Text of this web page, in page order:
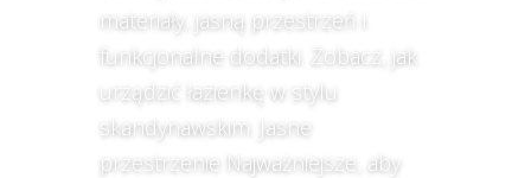
materiały, jasną przestrzeń i
funkcjonalne dodatki. Zobacz, jak
urządzić łazienkę w stylu
skandynawskim. Jasne
przestrzenie Najważniejsze, aby